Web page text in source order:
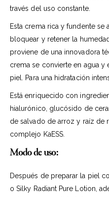
través del uso constante.
Esta crema rica y fundente se
bloquear y retener la
proviene de una innovadora
crema se convierte en agua y
piel. Para una hidratación
Está enriquecido con
hialurónico, glucósido de
de salvado de arroz y raíz de
complejo KaESS.
Modo de uso:
Después de preparar la piel
o Silky Radiant Pure Lotion,